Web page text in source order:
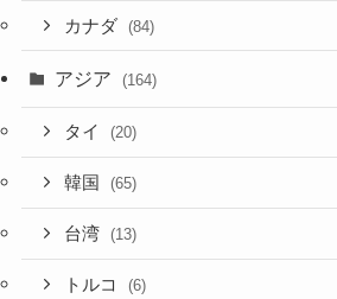
カナダ (84)
アジア (164)
タイ (20)
韓国 (65)
台湾 (13)
トルコ (6)